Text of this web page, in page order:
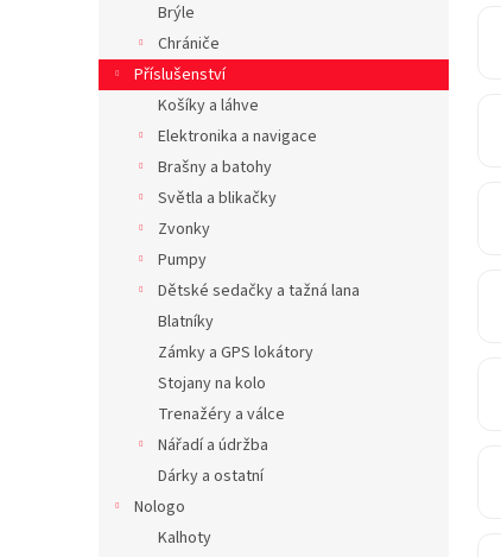
Brýle
Chrániče
Příslušenství
Košíky a láhve
Elektronika a navigace
Brašny a batohy
Světla a blikačky
Zvonky
Pumpy
Dětské sedačky a tažná lana
Blatníky
Zámky a GPS lokátory
Stojany na kolo
Trenažéry a válce
Nářadí a údržba
Dárky a ostatní
Nologo
Kalhoty